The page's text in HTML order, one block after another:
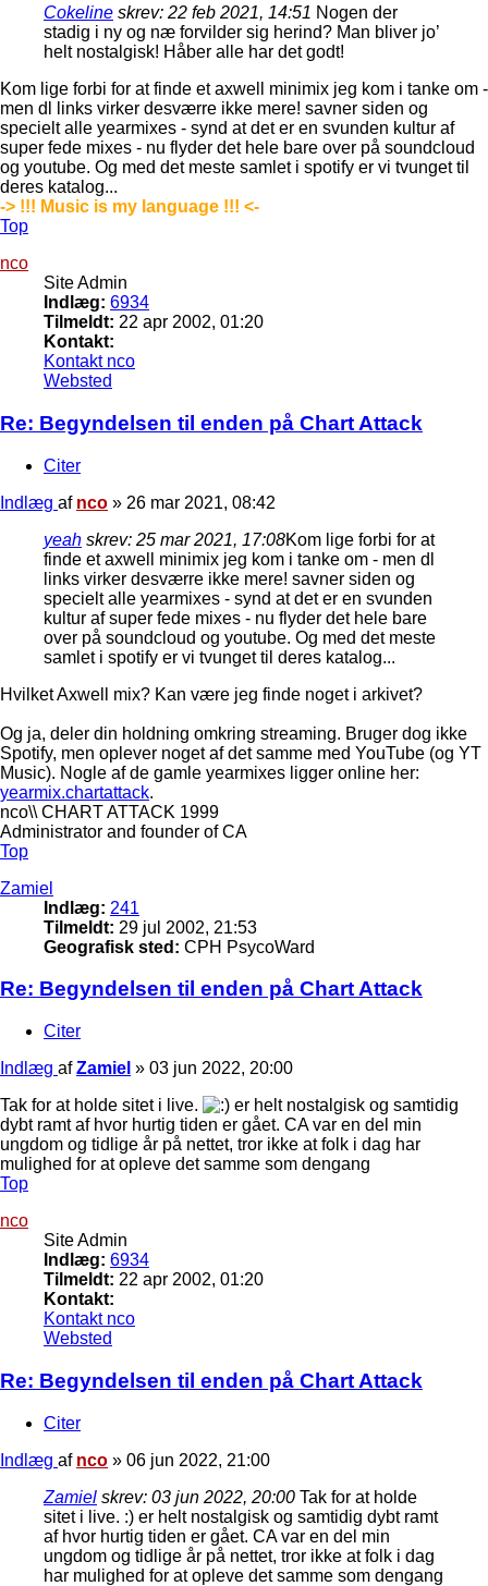
Cokeline skrev: 22 feb 2021, 14:51 Nogen der
stadig i ny og næ forvilder sig herind? Man bliver jo’
helt nostalgisk! Håber alle har det godt!
Kom lige forbi for at finde et axwell minimix jeg kom i tanke om -
men dl links virker desværre ikke mere! savner siden og
specielt alle yearmixes - synd at det er en svunden kultur af
super fede mixes - nu flyder det hele bare over på soundcloud
og youtube. Og med det meste samlet i spotify er vi tvunget til
deres katalog...
-> !!! Music is my language !!! <-
Top
nco
Site Admin
Indlæg: 6934
Tilmeldt: 22 apr 2002, 01:20
Kontakt:
Kontakt nco
Websted
Re: Begyndelsen til enden på Chart Attack
Citer
Indlæg af nco » 26 mar 2021, 08:42
yeah skrev: 25 mar 2021, 17:08Kom lige forbi for at
finde et axwell minimix jeg kom i tanke om - men dl
links virker desværre ikke mere! savner siden og
specielt alle yearmixes - synd at det er en svunden
kultur af super fede mixes - nu flyder det hele bare
over på soundcloud og youtube. Og med det meste
samlet i spotify er vi tvunget til deres katalog...
Hvilket Axwell mix? Kan være jeg finde noget i arkivet?
Og ja, deler din holdning omkring streaming. Bruger dog ikke
Spotify, men oplever noget af det samme med YouTube (og YT
Music). Nogle af de gamle yearmixes ligger online her:
yearmix.chartattack.
nco\\ CHART ATTACK 1999
Administrator and founder of CA
Top
Zamiel
Indlæg: 241
Tilmeldt: 29 jul 2002, 21:53
Geografisk sted: CPH PsycoWard
Re: Begyndelsen til enden på Chart Attack
Citer
Indlæg afZamiel » 03 jun 2022, 20:00
Tak for at holde sitet i live.
er helt nostalgisk og samtidig
dybt ramt af hvor hurtig tiden er gået. CA var en del min
ungdom og tidlige år på nettet, tror ikke at folk i dag har
mulighed for at opleve det samme som dengang
Top
nco
Site Admin
Indlæg: 6934
Tilmeldt: 22 apr 2002, 01:20
Kontakt:
Kontakt nco
Websted
Re: Begyndelsen til enden på Chart Attack
Citer
Indlæg af nco » 06 jun 2022, 21:00
Zamiel skrev: 03 jun 2022, 20:00 Tak for at holde
sitet i live. :) er helt nostalgisk og samtidig dybt ramt
af hvor hurtig tiden er gået. CA var en del min
ungdom og tidlige år på nettet, tror ikke at folk i dag
har mulighed for at opleve det samme som dengang